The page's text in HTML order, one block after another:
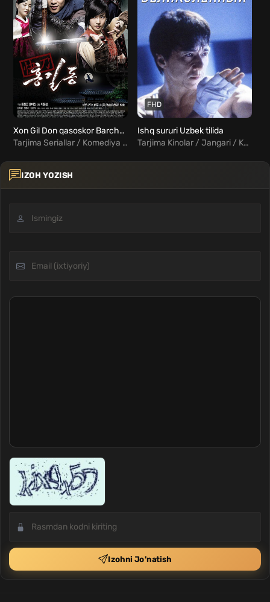
Xon Gil Don qasoskor Barcha qismlar Uzbek tilida
Tarjima Seriallar / Komediya / Melodrama / Sarguzasht / Xorij Seriallar Uzbek Tilida
FHD
Ishq sururi Uzbek tilida
Tarjima Kinolar / Jangari / Komediya / Melodrama / Xorij Kinolar Uzbek Tilida
IZOH YOZISH
Izohni Jo'natish